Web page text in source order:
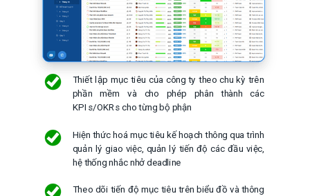
Thiết lập mục tiêu của công ty theo chu kỳ trên
phần mềm và cho phép phân thành các
KPIs/OKRs cho từng bộ phận
Hiện thức hoá mục tiêu kế hoạch thông qua trình
quản lý giao việc, quản lý tiến độ các đầu việc,
hệ thống nhắc nhở deadline
Theo dõi tiến độ mục tiêu trên biểu đồ và thông